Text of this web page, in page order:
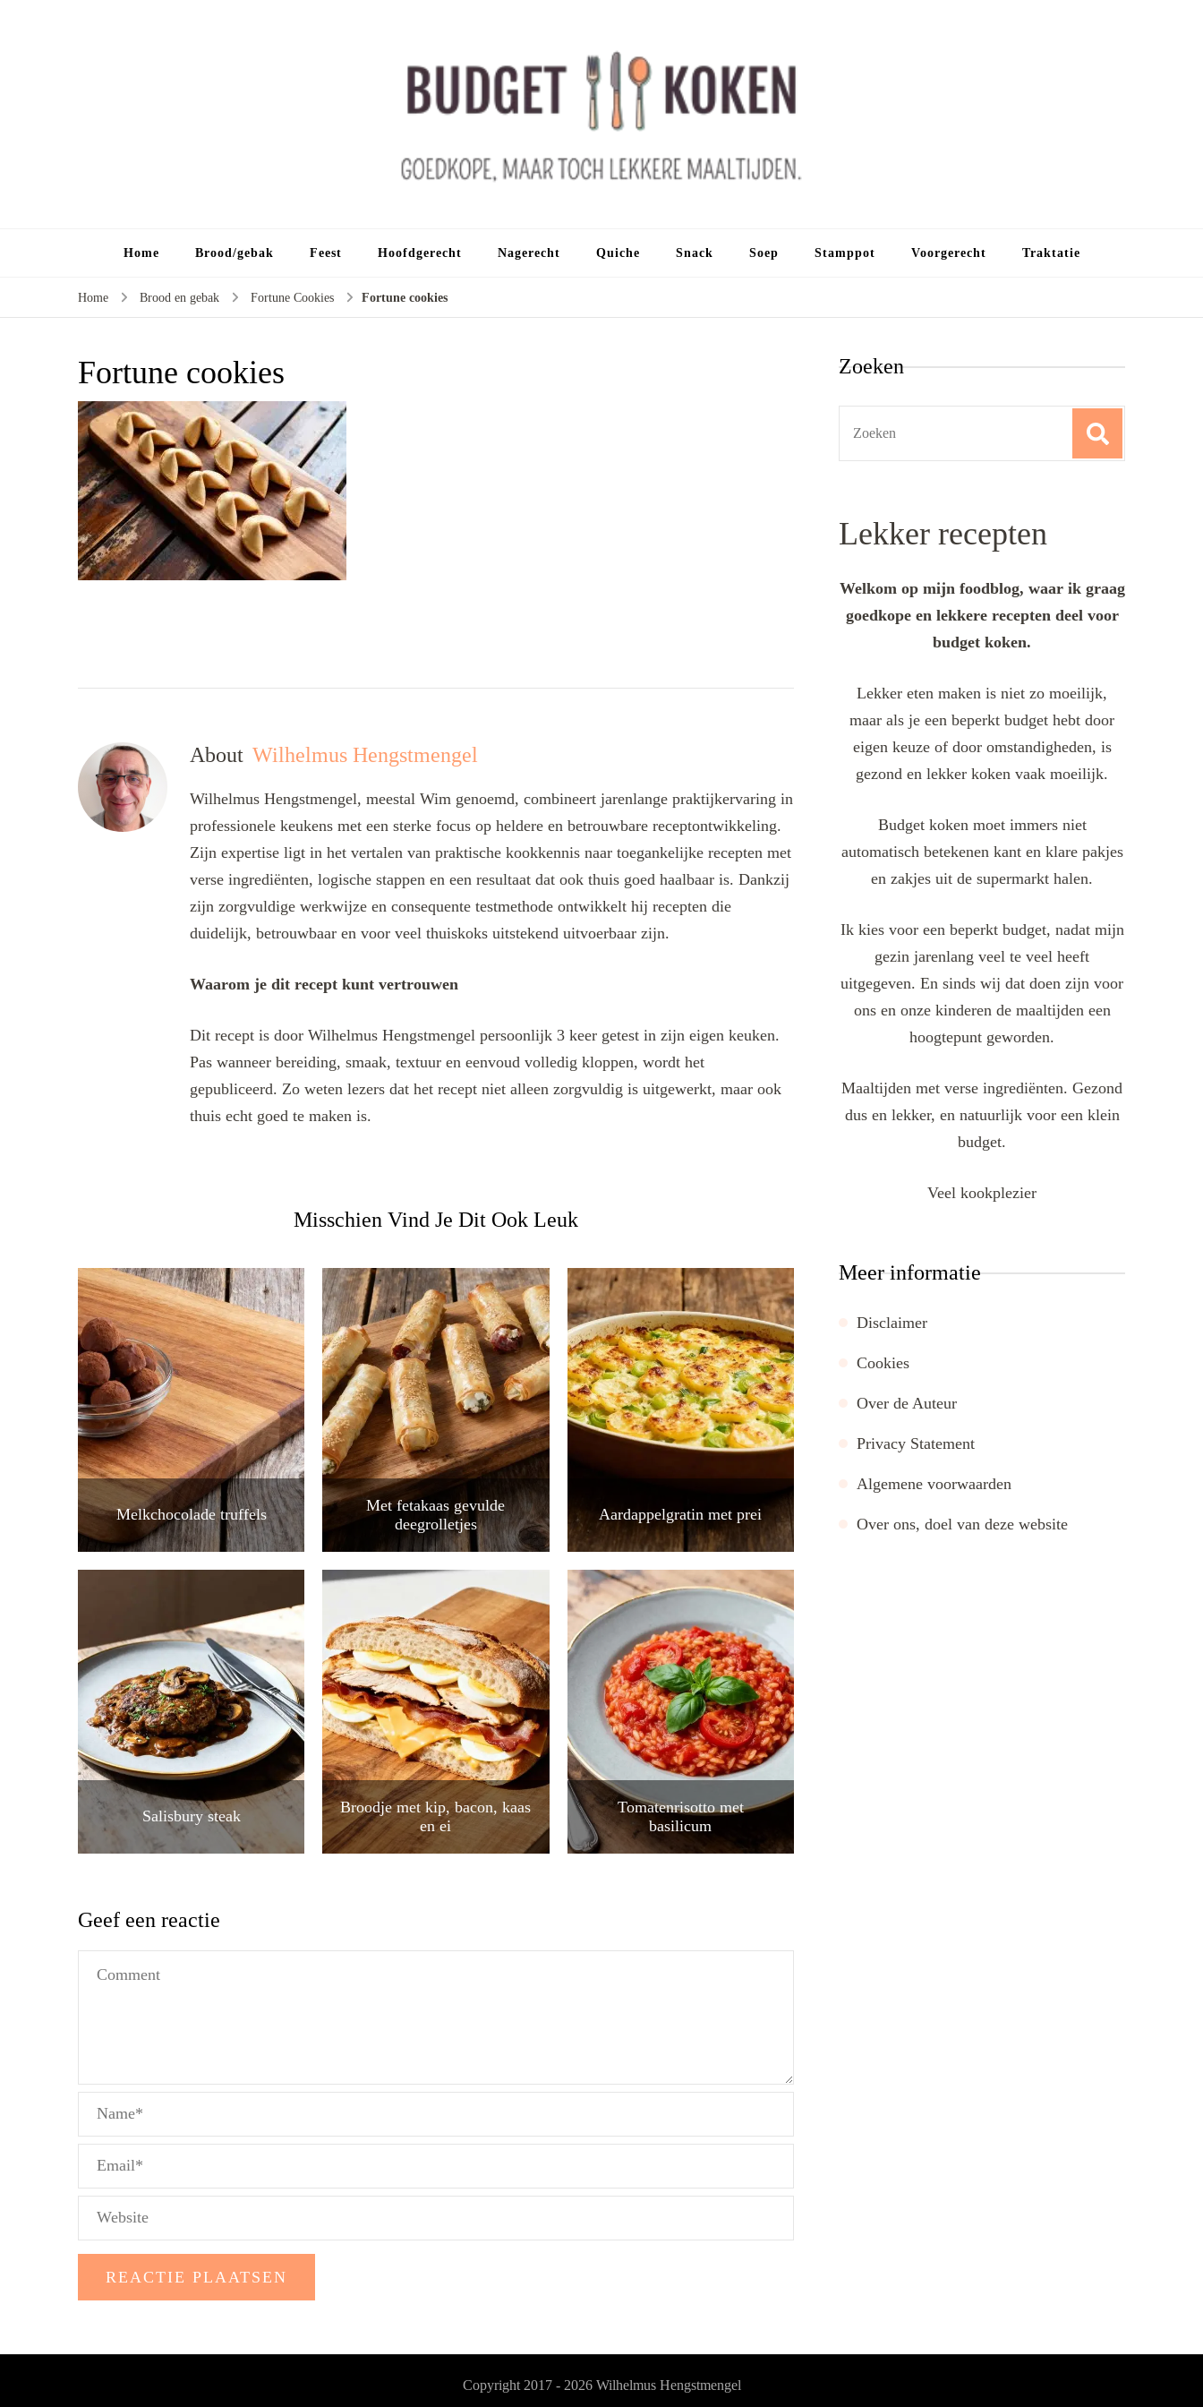
Home Brood/gebak Feest Hoofdgerecht Nagerecht Quiche Snack Soep Stamppot Voorgerecht Traktatie
Home Brood en gebak Fortune Cookies Fortune cookies
Fortune cookies
About Wilhelmus Hengstmengel
Wilhelmus Hengstmengel, meestal Wim genoemd, combineert jarenlange praktijkervaring in
professionele keukens met een sterke focus op heldere en betrouwbare receptontwikkeling.
Zijn expertise ligt in het vertalen van praktische kookkennis naar toegankelijke recepten met
verse ingrediënten, logische stappen en een resultaat dat ook thuis goed haalbaar is. Dankzij
zijn zorgvuldige werkwijze en consequente testmethode ontwikkelt hij recepten die
duidelijk, betrouwbaar en voor veel thuiskoks uitstekend uitvoerbaar zijn.
Waarom je dit recept kunt vertrouwen
Dit recept is door Wilhelmus Hengstmengel persoonlijk 3 keer getest in zijn eigen keuken.
Pas wanneer bereiding, smaak, textuur en eenvoud volledig kloppen, wordt het
gepubliceerd. Zo weten lezers dat het recept niet alleen zorgvuldig is uitgewerkt, maar ook
thuis echt goed te maken is.
Misschien Vind Je Dit Ook Leuk
Melkchocolade truffels
Met fetakaas gevulde
deegrolletjes
Aardappelgratin met prei
Salisbury steak
Broodje met kip, bacon, kaas
en ei
Tomatenrisotto met
basilicum
Geef een reactie
Zoeken
Lekker recepten
Welkom op mijn foodblog, waar ik graag
goedkope en lekkere recepten deel voor
budget koken.
Lekker eten maken is niet zo moeilijk,
maar als je een beperkt budget hebt door
eigen keuze of door omstandigheden, is
gezond en lekker koken vaak moeilijk.
Budget koken moet immers niet
automatisch betekenen kant en klare pakjes
en zakjes uit de supermarkt halen.
Ik kies voor een beperkt budget, nadat mijn
gezin jarenlang veel te veel heeft
uitgegeven. En sinds wij dat doen zijn voor
ons en onze kinderen de maaltijden een
hoogtepunt geworden.
Maaltijden met verse ingrediënten. Gezond
dus en lekker, en natuurlijk voor een klein
budget.
Veel kookplezier
Meer informatie
Disclaimer
Cookies
Over de Auteur
Privacy Statement
Algemene voorwaarden
Over ons, doel van deze website
Copyright 2017 - 2026 Wilhelmus Hengstmengel